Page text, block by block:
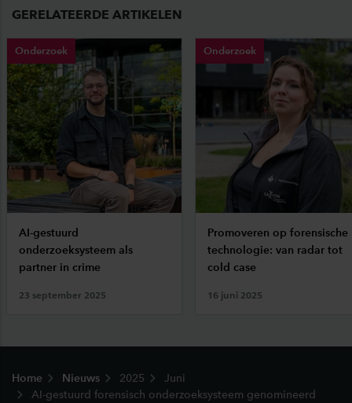
GERELATEERDE ARTIKELEN
Onderzoek
AI-gestuurd
onderzoeksysteem als
partner in crime
23 september 2025
Onderzoek
Promoveren op forensische
technologie: van radar tot
cold case
16 juni 2025
Home Nieuws 2025
Juni
AI-gestuurd forensisch onderzoeksysteem genomineerd